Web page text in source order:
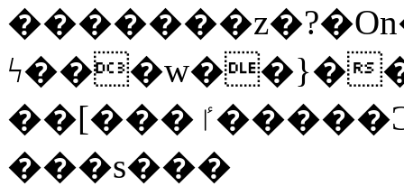
ϟ���w��}�
��[���ٵ�����Ͻ���������x�ս��Apq�����޻�V����O�cp����ٝy{����:�k�ןNݯOOCyx6���&���?
���s���